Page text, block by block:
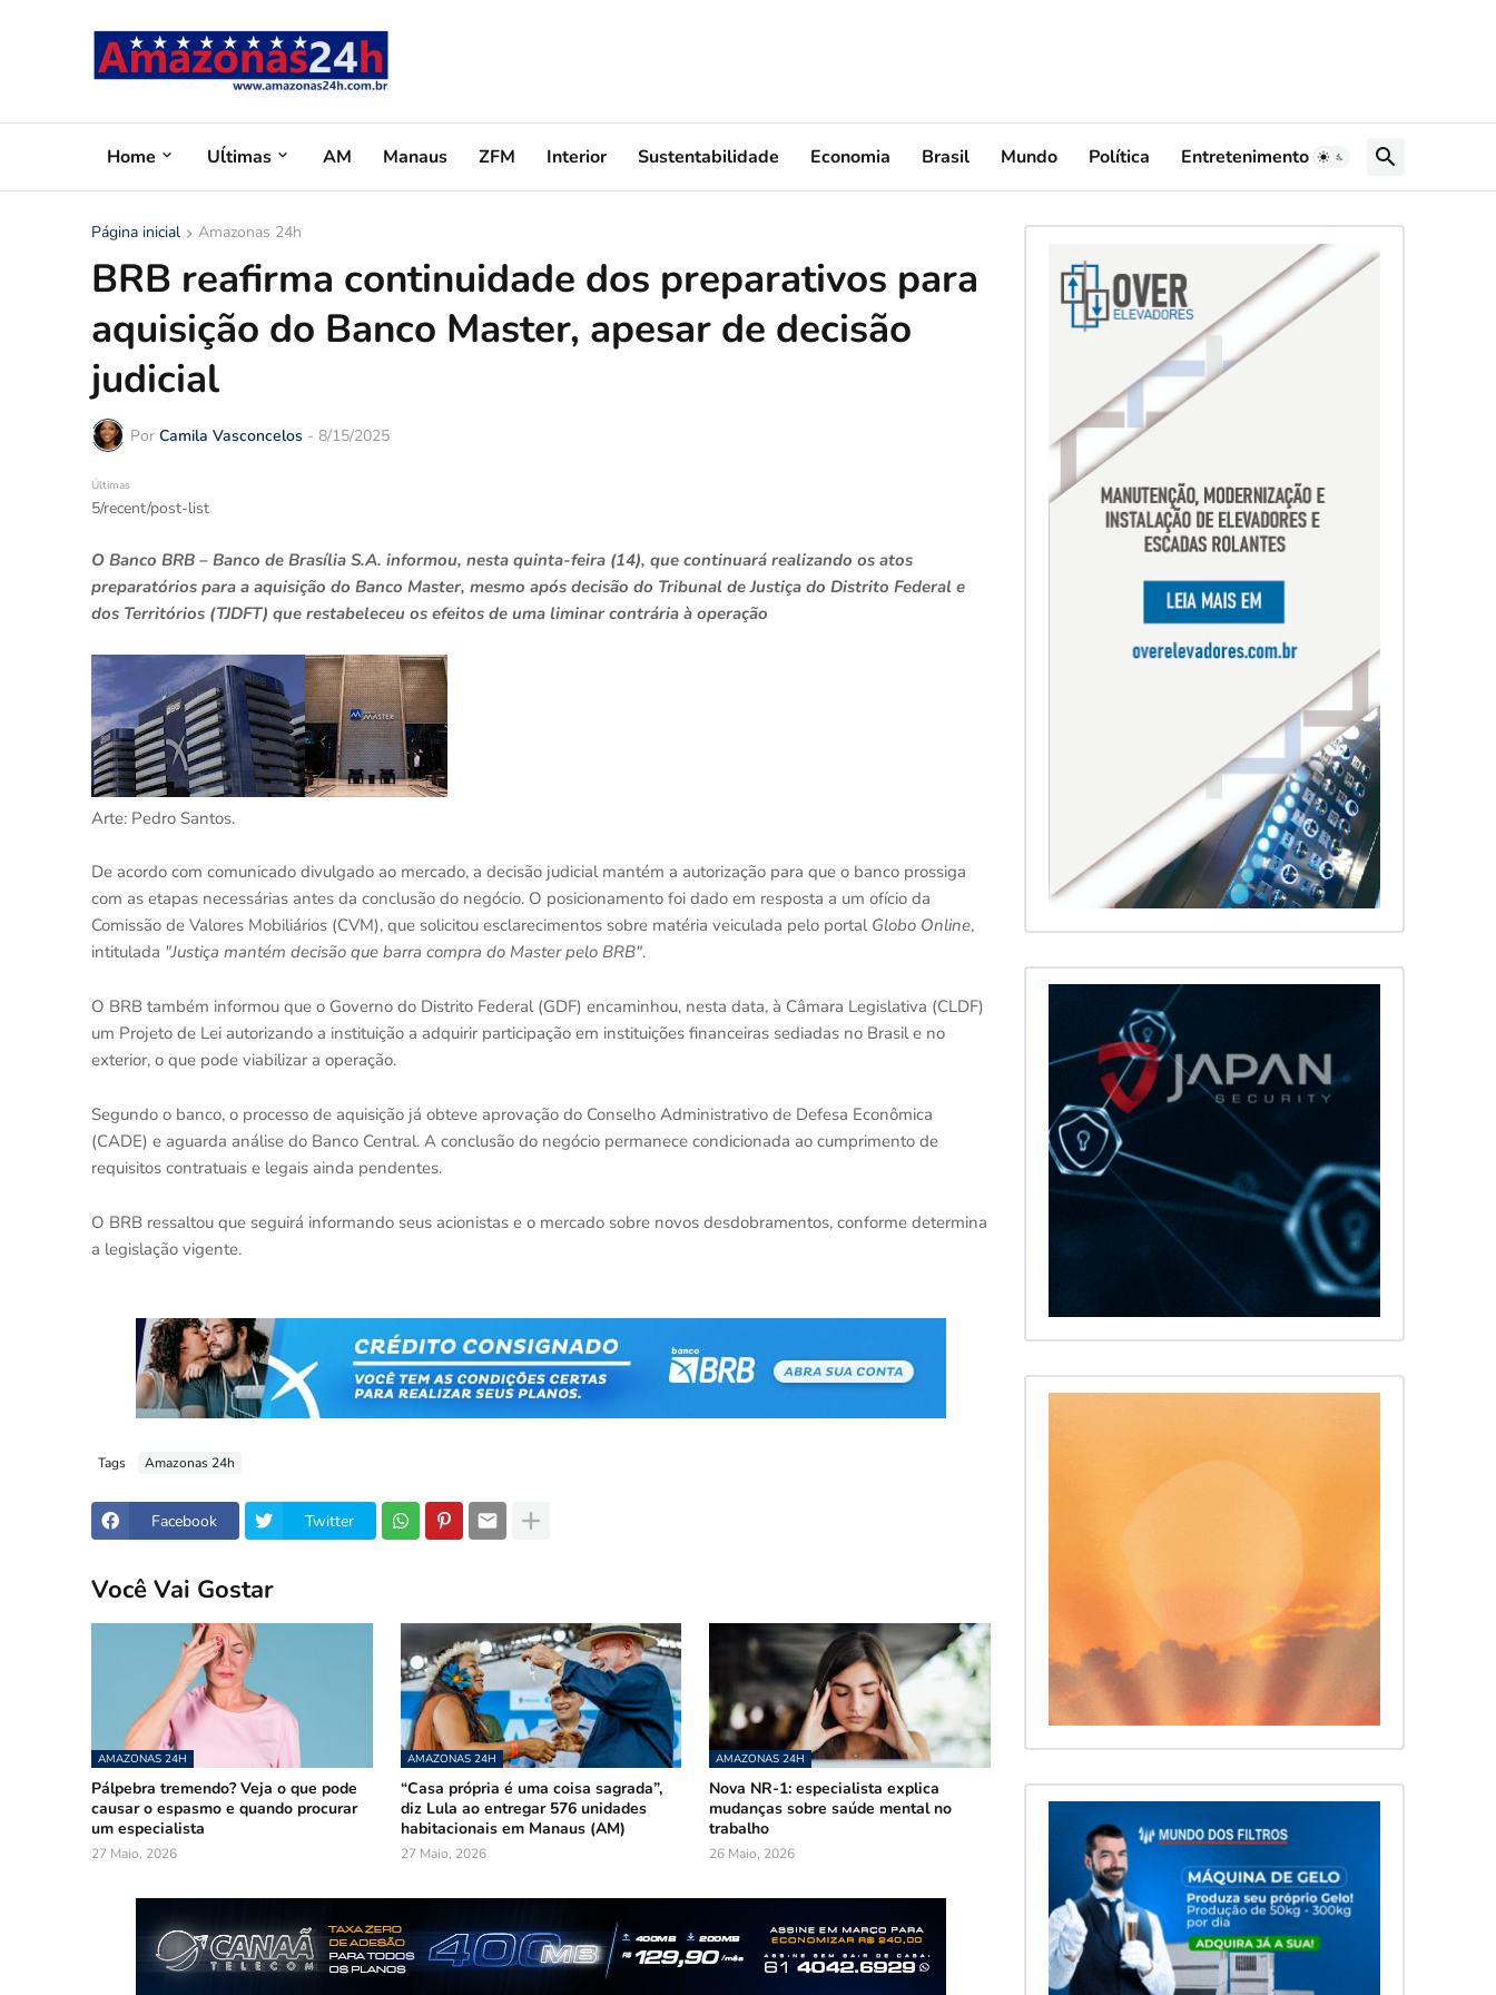
Home Uĺtimas AM Manaus ZFM Interior Sustentabilidade Economia Brasil Mundo Política Entretenimento
Página inicial Amazonas 24h
BRB reafirma continuidade dos preparativos para
aquisição do Banco Master, apesar de decisão
judicial
Por Camila Vasconcelos - 8/15/2025
Últimas
5/recent/post-list
O Banco BRB – Banco de Brasília S.A. informou, nesta quinta-feira (14), que continuará realizando os atos
preparatórios para a aquisição do Banco Master, mesmo após decisão do Tribunal de Justiça do Distrito Federal e
dos Territórios (TJDFT) que restabeleceu os efeitos de uma liminar contrária à operação
Arte: Pedro Santos.
De acordo com comunicado divulgado ao mercado, a decisão judicial mantém a autorização para que o banco prossiga
com as etapas necessárias antes da conclusão do negócio. O posicionamento foi dado em resposta a um ofício da
Comissão de Valores Mobiliários (CVM), que solicitou esclarecimentos sobre matéria veiculada pelo portal Globo Online,
intitulada "Justiça mantém decisão que barra compra do Master pelo BRB".
O BRB também informou que o Governo do Distrito Federal (GDF) encaminhou, nesta data, à Câmara Legislativa (CLDF)
um Projeto de Lei autorizando a instituição a adquirir participação em instituições financeiras sediadas no Brasil e no
exterior, o que pode viabilizar a operação.
Segundo o banco, o processo de aquisição já obteve aprovação do Conselho Administrativo de Defesa Econômica
(CADE) e aguarda análise do Banco Central. A conclusão do negócio permanece condicionada ao cumprimento de
requisitos contratuais e legais ainda pendentes.
O BRB ressaltou que seguirá informando seus acionistas e o mercado sobre novos desdobramentos, conforme determina
a legislação vigente.
Tags Amazonas 24h
Facebook Twitter
Você Vai Gostar
AMAZONAS 24H
Pálpebra tremendo? Veja o que pode
causar o espasmo e quando procurar
um especialista
27 Maio, 2026
AMAZONAS 24H
“Casa própria é uma coisa sagrada”,
diz Lula ao entregar 576 unidades
habitacionais em Manaus (AM)
27 Maio, 2026
AMAZONAS 24H
Nova NR-1: especialista explica
mudanças sobre saúde mental no
trabalho
26 Maio, 2026